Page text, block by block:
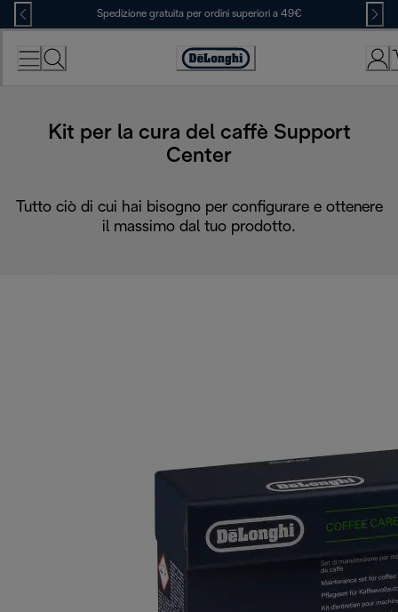
Skip
to
Content
Spedizione gratuita per ordini superiori a 49€
Accessibility
Kit per la cura del caffè Support
Center
Tutto ciò di cui hai bisogno per configurare e ottenere
il massimo dal tuo prodotto.